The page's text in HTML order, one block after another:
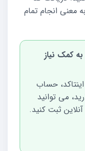
معنی انجام تمام
کمک نیاز
اینتاکد، حساب
می توانید
ثبت کنید.